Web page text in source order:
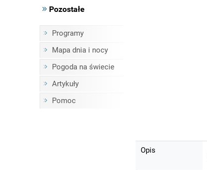
Pozostałe
Programy
Mapa dnia i nocy
Pogoda na świecie
Artykuły
Pomoc
Opis